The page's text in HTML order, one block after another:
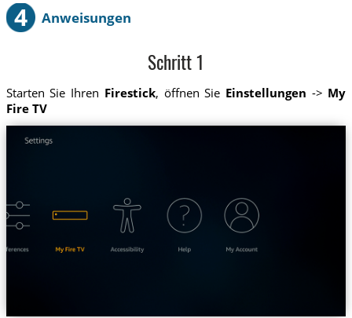
4 Anweisungen
Schritt 1
Starten Sie Ihren Firestick, öffnen Sie Einstellungen -> My
Fire TV